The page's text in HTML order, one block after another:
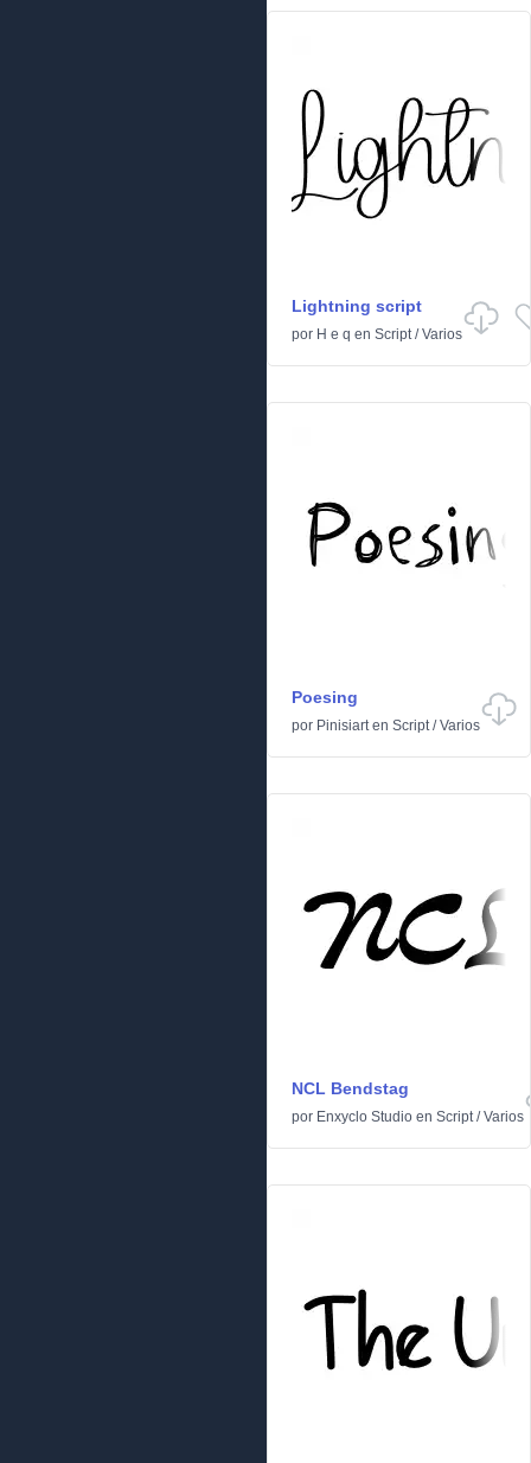
Lightning script
por H e q en Script/Varios
Poesing
por Pinisiarten Script/Varios
NCL Bendstag
por Enxyclo Studio en Script/Varios